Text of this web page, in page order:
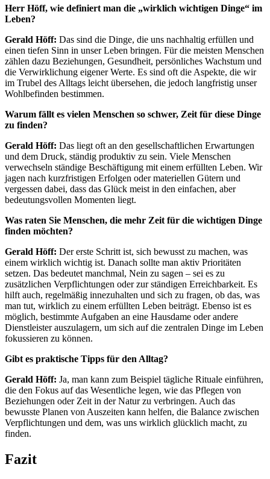
Herr Höff, wie definiert man die „wirklich wichtigen Dinge“ im
Leben?
Gerald Höff: Das sind die Dinge, die uns nachhaltig erfüllen und
einen tiefen Sinn in unser Leben bringen. Für die meisten Menschen
zählen dazu Beziehungen, Gesundheit, persönliches Wachstum und
die Verwirklichung eigener Werte. Es sind oft die Aspekte, die wir
im Trubel des Alltags leicht übersehen, die jedoch langfristig unser
Wohlbefinden bestimmen.
Warum fällt es vielen Menschen so schwer, Zeit für diese Dinge
zu finden?
Gerald Höff: Das liegt oft an den gesellschaftlichen Erwartungen
und dem Druck, ständig produktiv zu sein. Viele Menschen
verwechseln ständige Beschäftigung mit einem erfüllten Leben. Wir
jagen nach kurzfristigen Erfolgen oder materiellen Gütern und
vergessen dabei, dass das Glück meist in den einfachen, aber
bedeutungsvollen Momenten liegt.
Was raten Sie Menschen, die mehr Zeit für die wichtigen Dinge
finden möchten?
Gerald Höff: Der erste Schritt ist, sich bewusst zu machen, was
einem wirklich wichtig ist. Danach sollte man aktiv Prioritäten
setzen. Das bedeutet manchmal, Nein zu sagen – sei es zu
zusätzlichen Verpflichtungen oder zur ständigen Erreichbarkeit. Es
hilft auch, regelmäßig innezuhalten und sich zu fragen, ob das, was
man tut, wirklich zu einem erfüllten Leben beiträgt. Ebenso ist es
möglich, bestimmte Aufgaben an eine Hausdame oder andere
Dienstleister auszulagern, um sich auf die zentralen Dinge im Leben
fokussieren zu können.
Gibt es praktische Tipps für den Alltag?
Gerald Höff: Ja, man kann zum Beispiel tägliche Rituale einführen,
die den Fokus auf das Wesentliche legen, wie das Pflegen von
Beziehungen oder Zeit in der Natur zu verbringen. Auch das
bewusste Planen von Auszeiten kann helfen, die Balance zwischen
Verpflichtungen und dem, was uns wirklich glücklich macht, zu
finden.
Fazit